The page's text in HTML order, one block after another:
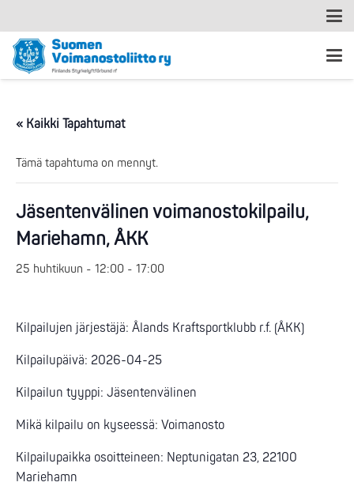
« Kaikki Tapahtumat
Tämä tapahtuma on mennyt.
Jäsentenvälinen voimanostokilpailu,
Mariehamn, ÅKK
25 huhtikuun - 12:00 - 17:00
Kilpailujen järjestäjä: Ålands Kraftsportklubb r.f. (ÅKK)
Kilpailupäivä: 2026-04-25
Kilpailun tyyppi: Jäsentenvälinen
Mikä kilpailu on kyseessä: Voimanosto
Kilpailupaikka osoitteineen: Neptunigatan 23, 22100
Mariehamn